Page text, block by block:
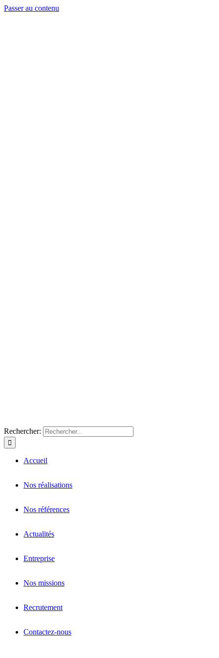
Passer au contenu
Rechercher:
Accueil
Nos réalisations
Nos références
Actualités
Entreprise
Nos missions
Recrutement
Contactez-nous